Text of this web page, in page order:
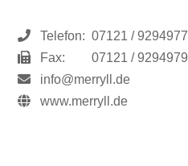
Telefon: 07121 / 9294977
Fax:
07121 / 9294979
info@merryll.de
www.merryll.de